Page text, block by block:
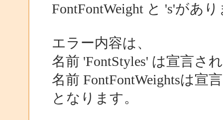
FontFontWeight と 's'があ
エラー内容は、
名前 'FontStyles' は宣言さ
名前 FontFontWeightsは宣
となります。